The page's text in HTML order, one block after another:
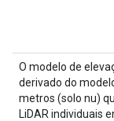
O modelo de
derivado do
metros (solo nu)
LiDAR individuais